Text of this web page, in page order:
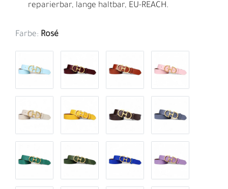
reparierbar, lange haltbar, EU-REACH.
Farbe: Rosé